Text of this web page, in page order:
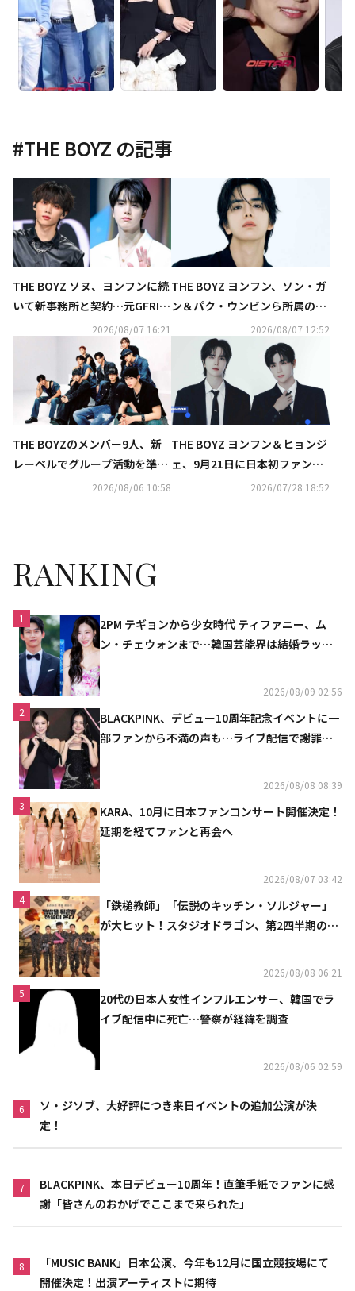
#THE BOYZ の記事
THE BOYZ ソヌ、ヨンフンに続
いて新事務所と契約…元GFRIE
ND ユジュら所属のAT AREAへ
2026/08/07 16:21
THE BOYZ ヨンフン、ソン・ガ
ン＆パク・ウンビンら所属のN
AMOO ACTORSと専属契約を締
2026/08/07 12:52
THE BOYZのメンバー9人、新
レーベルでグループ活動を準備
中「個人活動については別途契
2026/08/06 10:58
THE BOYZ ヨンフン＆ヒョンジ
ェ、9月21日に日本初ファンミ
ーティング開催決定！豪華企画
2026/07/28 18:52
RANKING
1
2PM テギョンから少女時代 ティファニー、ム
ン・チェウォンまで…韓国芸能界は結婚ラッシ
2026/08/09 02:56
2
BLACKPINK、デビュー10周年記念イベントに一
部ファンから不満の声も…ライブ配信で謝罪
2026/08/08 08:39
3
KARA、10月に日本ファンコンサート開催決定！
延期を経てファンと再会へ
2026/08/07 03:42
4
「鉄槌教師」「伝説のキッチン・ソルジャー」
が大ヒット！スタジオドラゴン、第2四半期の売
2026/08/08 06:21
5
20代の日本人女性インフルエンサー、韓国でラ
イブ配信中に死亡…警察が経緯を調査
2026/08/06 02:59
6
ソ・ジソブ、大好評につき来日イベントの追加公演が決
定！
7
BLACKPINK、本日デビュー10周年！直筆手紙でファンに感
謝「皆さんのおかげでここまで来られた」
8
「MUSIC BANK」日本公演、今年も12月に国立競技場にて
開催決定！出演アーティストに期待